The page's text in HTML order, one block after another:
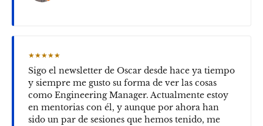
★★★★★
Sigo el newsletter de Oscar desde hace ya tiempo
y siempre me gusto su forma de ver las cosas
como Engineering Manager. Actualmente estoy
en mentorias con él, y aunque por ahora han
sido un par de sesiones que hemos tenido, me